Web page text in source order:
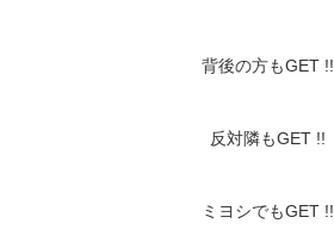
背後の方もGET !!
反対隣もGET !!
ミヨシでもGET !!